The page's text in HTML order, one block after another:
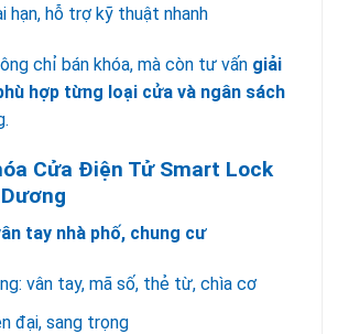
hạn, hỗ trợ kỹ thuật nhanh
chỉ bán khóa, mà còn tư vấn giải
hợp từng loại cửa và ngân sách
Cửa Điện Tử Smart Lock
tay nhà phố, chung cư
vân tay, mã số, thẻ từ, chìa cơ
đại, sang trọng